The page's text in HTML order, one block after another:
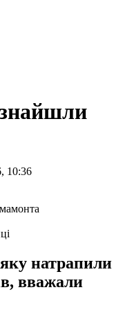
10:36
натрапили
вважали